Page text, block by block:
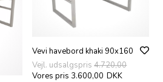
Vevi havebord khaki 90x160
Vejl. udsalgspris4.720,00
Vores pris 3.600,00 DKK